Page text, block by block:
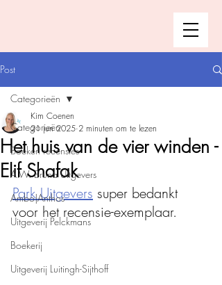
Post
Categorieën
Boeken recensies
A.W. Bruna Uitgevers
Ambo|Anthos
Uitgeverij Pelckmans
Boekerij
Uitgeverij Luitingh-Sijthoff
Categorieën
Het huis van de vier winden -
Elif Shafak
Kim Coenen
21 jun 2025 2 minuten om te lezen
Park Uitgevers super bedankt
voor het recensie-exemplaar.